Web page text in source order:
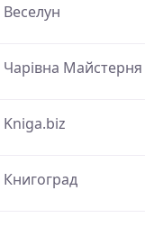
Веселун
Чарівна Майстерня
Kniga.biz
Книгоград